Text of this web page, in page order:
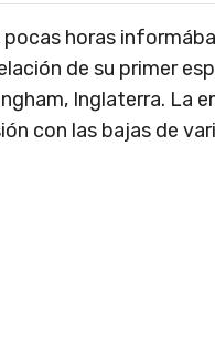
pocas horas
de su primer
Inglaterra. La
con las bajas de